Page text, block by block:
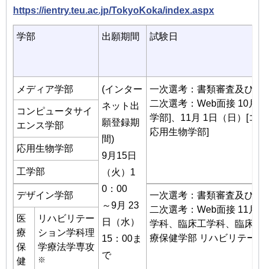
https://ientry.teu.ac.jp/TokyoKoka/index.aspx
学部 出願期間 試験日
メディア学部
(インター
ネット出
願登録期
間)
9月15日
（火）1
0：00
～9月 23
日（水）
15：00ま
で
一次選考：書類審査及び
二次選考：Web面接 10月
学部]、11月 1日（日）[コ
応用生物学部]
コンピュータサイ
エンス学部
応用生物学部
工学部
デザイン学部
一次選考：書類審査及び
二次選考：Web面接 11月
学科、臨床工学科、臨床
療保健学部 リハビリテー
医
療
保
健
リハビリテー
ション学科理
学療法学専攻
※